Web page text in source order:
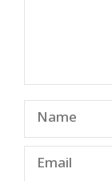
Name
Email